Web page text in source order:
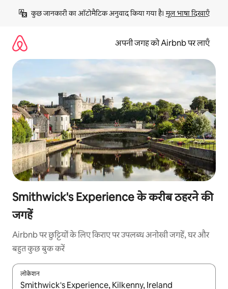
छोड़कर
कॉन्टेंट
कुछ जानकारी का ऑटोमैटिक अनुवाद किया गया है। मूल भाषा दिखाएँ
अपनी जगह को Airbnb पर लाएँ
Smithwick's Experience के करीब ठहरने की
जगहें
Airbnb पर छुट्टियों के लिए किराए पर उपलब्ध अनोखी जगहें, घर और
बहुत कुछ बुक करें
लोकेशन
नतीजों के उपलब्ध होने पर, अप और डाउन 'ऐरो की' का इस्तेमाल करके नेविगेट